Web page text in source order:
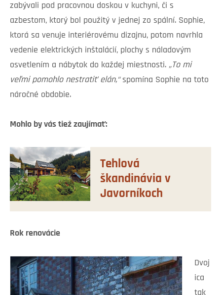
zabývali pod pracovnou doskou v kuchyni, či s
azbestom, ktorý bol použitý v jednej zo spální. Sophie,
ktorá sa venuje interiérovému dizajnu, potom navrhla
vedenie elektrických inštalácií, plochy s náladovým
osvetlením a nábytok do každej miestnosti. „To mi
veľmi pomohlo nestratiť elán,“spomína Sophie na toto
náročné obdobie.
Mohlo by vás tiež zaujímať:
Tehlová
škandinávia v
Javorníkoch
Rok renovácie
Dvoj
ica
tak